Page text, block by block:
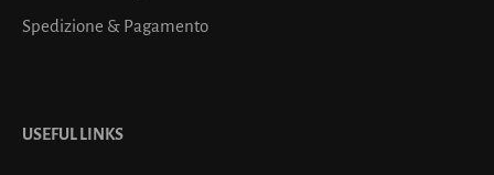
Spedizione & Pagamento
USEFUL LINKS